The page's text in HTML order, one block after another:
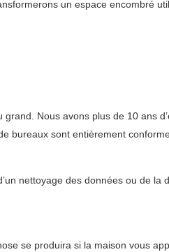
un espace encombré
Nous avons plus de 10 ans
bureaux sont entièrement
nettoyage des données ou de la
se produira si la maison vous